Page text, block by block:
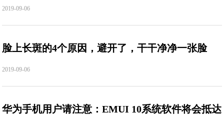
2019-09-06
脸上长斑的4个原因，避开了，干干净净一张脸
2019-09-06
华为手机用户请注意：EMUI 10系统软件将会抵达